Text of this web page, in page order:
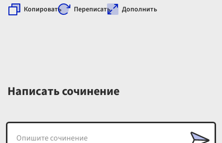
Копировать Переписать Дополнить
Написать сочинение